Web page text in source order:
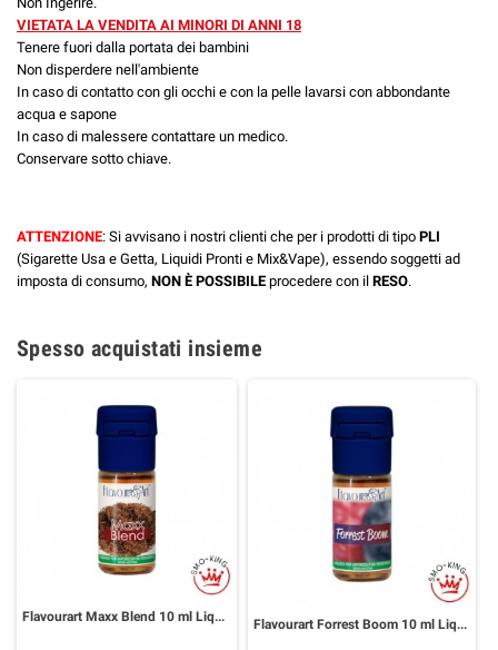
VIETATA LA VENDITA AI MINORI DI ANNI 18
Tenere fuori dalla portata dei bambini
Non disperdere nell'ambiente
In caso di contatto con gli occhi e con la pelle lavarsi con abbondante
acqua e sapone
In caso di malessere contattare un medico.
Conservare sotto chiave.
ATTENZIONE: Si avvisano i nostri clienti che per i prodotti di tipo PLI
(Sigarette Usa e Getta, Liquidi Pronti e Mix&Vape), essendo soggetti ad
imposta di consumo, NON È POSSIBILE procedere con il RESO.
Spesso acquistati insieme
Flavourart Maxx Blend 10 ml Liquido Pronto Nicotina Flavourart Forrest Boom 10 ml Liquido Pronto Nicotina